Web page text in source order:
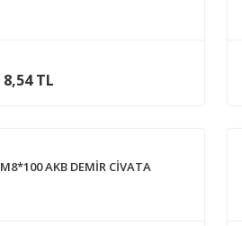
8,54 TL
M8*100 AKB DEMİR CİVATA